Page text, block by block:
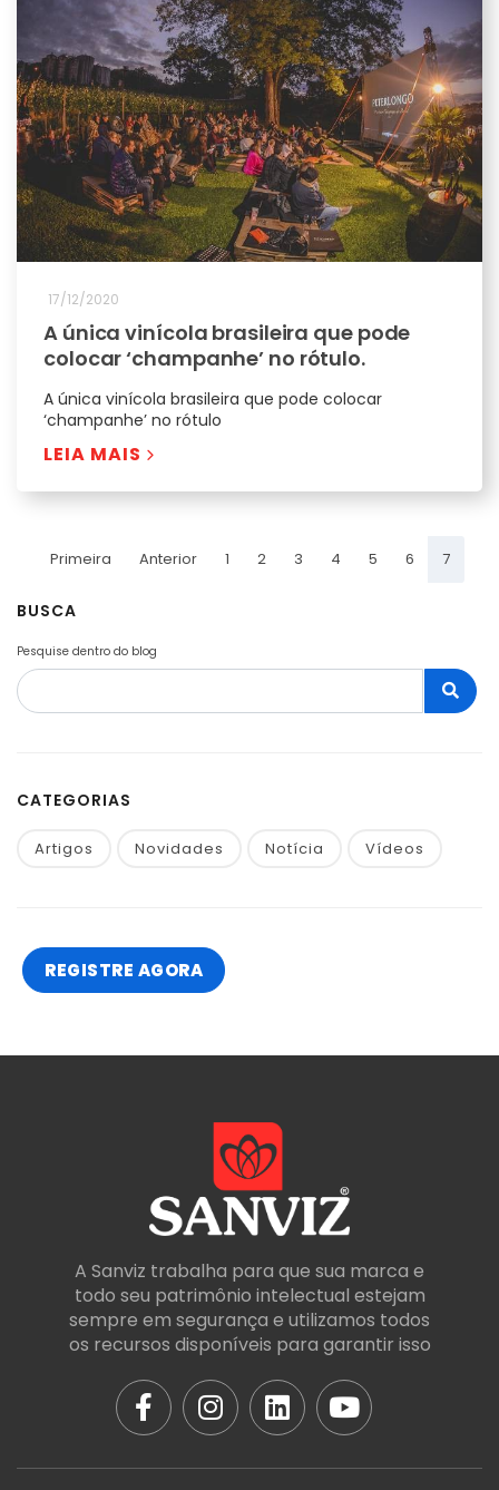
17/12/2020
A única vinícola brasileira que pode
colocar ‘champanhe’ no rótulo.
A única vinícola brasileira que pode colocar
‘champanhe’ no rótulo
LEIA MAIS
Primeira Anterior 1 2 3 4 5 6 7
BUSCA
Pesquise dentro do blog
CATEGORIAS
Artigos Novidades Notícia Vídeos
REGISTRE AGORA
A Sanviz trabalha para que sua marca e
todo seu patrimônio intelectual estejam
sempre em segurança e utilizamos todos
os recursos disponíveis para garantir isso